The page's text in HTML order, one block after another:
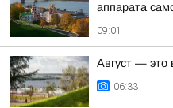
аппарата
09:01
Август — это
06:33